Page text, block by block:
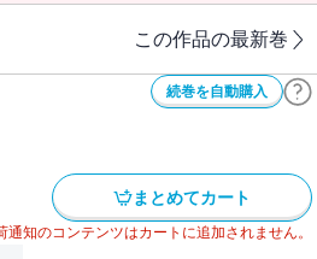
この作品の最新巻
続巻を自動購入
まとめてカート
知のコンテンツはカートに追加されません。